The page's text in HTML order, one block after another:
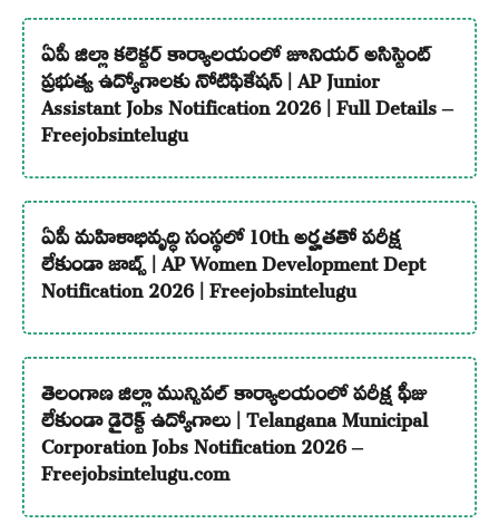
ఏపీ జిల్లా కలెక్టర్ కార్యాలయంలో జూనియర్ అసిస్టెంట్
ప్రభుత్వ ఉద్యోగాలకు నోటిఫికేషన్ | AP Junior
Assistant Jobs Notification 2026 | Full Details –
Freejobsintelugu
ఏపీ మహిళాభివృద్ధి సంస్థలో 10th అర్హతతో పరీక్ష
లేకుండా జాబ్స్ | AP Women Development Dept
Notification 2026 | Freejobsintelugu
తెలంగాణ జిల్లా మున్సిపల్ కార్యాలయంలో పరీక్ష ఫీజు
లేకుండా డైరెక్ట్ ఉద్యోగాలు | Telangana Municipal
Corporation Jobs Notification 2026 –
Freejobsintelugu.com